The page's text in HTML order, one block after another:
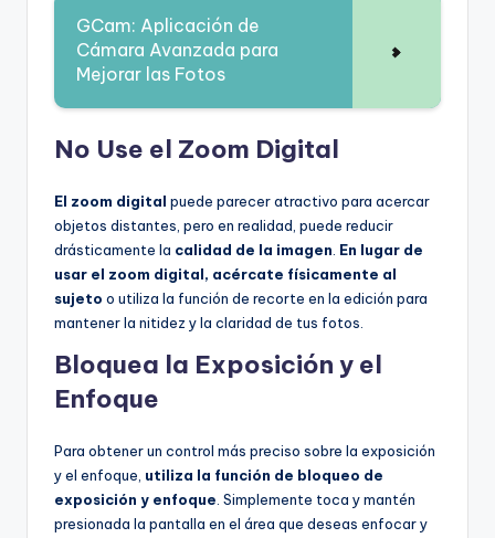
GCam: Aplicación de
Cámara Avanzada para
Mejorar las Fotos
No Use el Zoom Digital
El zoom digital puede parecer atractivo para acercar
objetos distantes, pero en realidad, puede reducir
drásticamente la calidad de la imagen En lugar de
usar el zoom digital, acércate físicamente al
sujeto o utiliza la función de recorte en la edición para
mantener la nitidez y la claridad de tus fotos.
Bloquea la Exposición y el
Enfoque
Para obtener un control más preciso sobre la exposición
y el enfoque, utiliza la función de bloqueo de
exposición y enfoque . Simplemente toca y mantén
presionada la pantalla en el área que deseas enfocar y